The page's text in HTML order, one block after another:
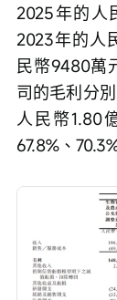
2025年的人
2023年的人
民幣9480萬
司的毛利分
人民幣1.80
67.8%、